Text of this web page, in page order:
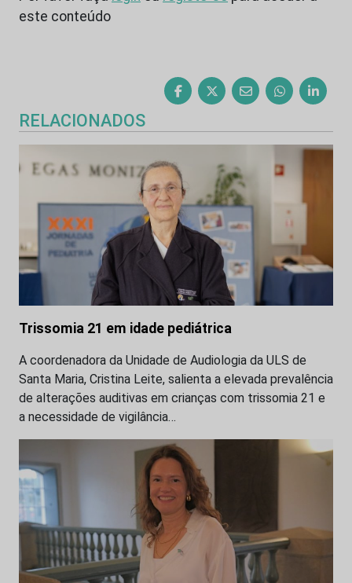
este conteúdo
RELACIONADOS
Trissomia 21 em idade pediátrica
A coordenadora da Unidade de Audiologia da ULS de
Santa Maria, Cristina Leite, salienta a elevada prevalência
de alterações auditivas em crianças com trissomia 21 e
a necessidade de vigilância…